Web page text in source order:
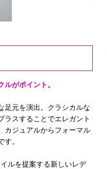
がポイント。
足元を演出。クラシカルな
ラスすることでエレガント
カジュアルからフォーマル
。
ルを提案する新しいレデ